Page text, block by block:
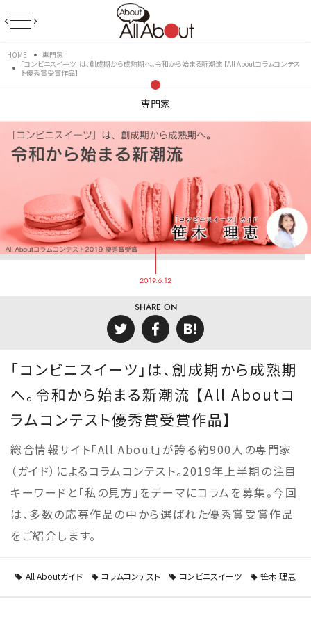
HOME
専門家
「コンビニスイーツ」は、創成期から成熟期へ。令和から始まる新潮流 【All Aboutコラムコンテス
ト優秀賞受賞作品】
専門家
2019.6.12
SHARE ON
「コンビニスイーツ」は、創成期から成熟期
へ。令和から始まる新潮流 【All Aboutコ
ラムコンテスト優秀賞受賞作品】
総合情報サイト「All About」が誇る約900人の専門家
（ガイド）によるコラムコンテスト。2019年上半期の注目
キーワードと「私の見方」をテーマにコラムを募集。今回
は、多数の応募作品の中から選ばれた優秀賞受賞作品
をご紹介します。
All Aboutガイド コラムコンテスト コンビニスイーツ 笹木 理恵